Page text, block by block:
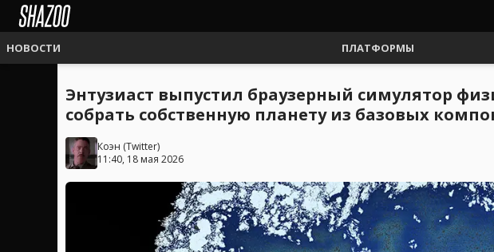
НОВОСТИ ПЛАТФОРМЫ
Энтузиаст выпустил браузерный симулятор
собрать собственную планету из базовых
Коэн (Twitter)
11:40, 18 мая 2026